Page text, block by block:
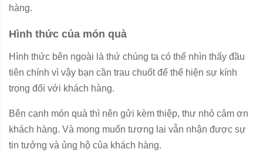
hàng.
Hình thức của món quà
Hình thức bên ngoài là thứ chúng ta có thể nhìn thấy đầu
tiên chính vì vậy bạn cần trau chuốt để thể hiện sự kính
trọng đối với khách hàng.
Bên cạnh món quà thì nên gửi kèm thiệp, thư nhỏ cảm ơn
khách hàng. Và mong muốn tương lai vẫn nhận được sự
tin tưởng và ủng hộ của khách hàng.